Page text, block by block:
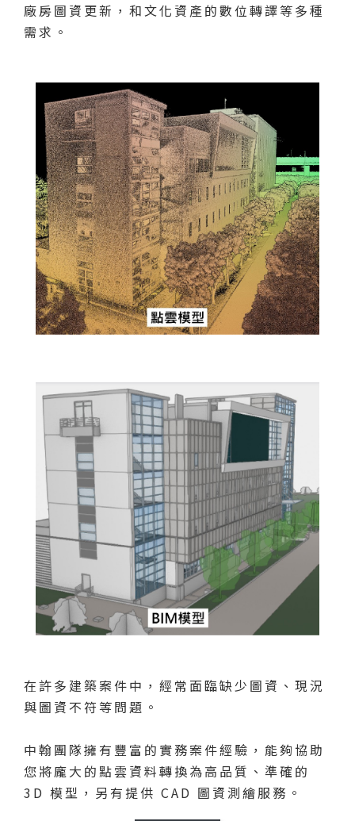
廠房圖資更新，和文化資產的數位轉譯等多種
需求。
在許多建築案件中，經常面臨缺少圖資、現況
與圖資不符等問題。
中翰團隊擁有豐富的實務案件經驗，能夠協助
您將龐大的點雲資料轉換為高品質、準確的
3D 模型，另有提供 CAD 圖資測繪服務。